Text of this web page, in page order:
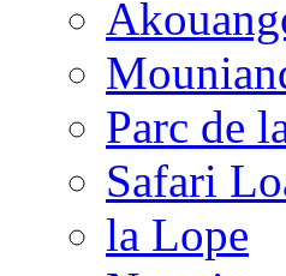
Parc de
Safari
la Lope